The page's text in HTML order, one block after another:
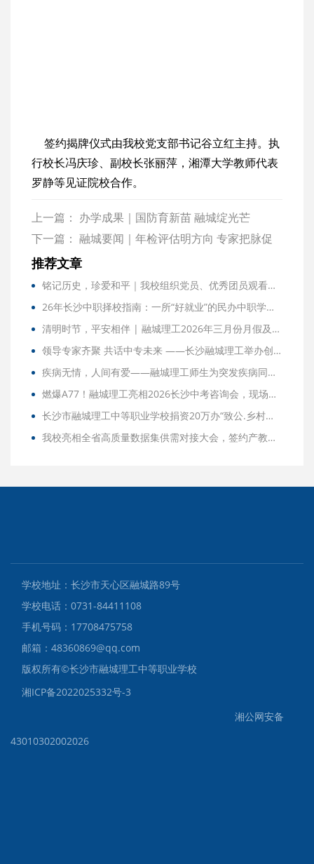
签约揭牌仪式由我校党支部书记谷立红主持。执
行校长冯庆珍、副校长张丽萍，湘潭大学教师代表
罗静等见证院校合作。
上一篇： 办学成果｜国防育新苗 融城绽光芒
下一篇： 融城要闻｜年检评估明方向 专家把脉促
提升
推荐文章
铭记历史，珍爱和平｜我校组织党员、优秀团员观看警示教育影片《731》
26年长沙中职择校指南：一所“好就业”的民办中职学校长什么样？
清明时节，平安相伴 | 融城理工2026年三月份月假及清明节放假通知
领导专家齐聚 共话中专未来 ——长沙融城理工举办创新发展职业教育座谈会
疾病无情，人间有爱——融城理工师生为突发疾病同学爱心捐款
燃爆A77！融城理工亮相2026长沙中考咨询会，现场咨询火爆异常！
长沙市融城理工中等职业学校捐资20万办“致公.乡村振兴班“
我校亮相全省高质量数据集供需对接大会，签约产教融合实训基地
学校地址：长沙市天心区融城路89号
学校电话：0731-84411108
手机号码：17708475758
邮箱：48360869@qq.com
版权所有©️长沙市融城理工中等职业学校
湘ICP备2022025332号-3
湘公网安备
43010302002026